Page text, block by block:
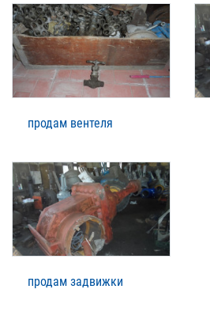
продам вентеля
продам задвижки